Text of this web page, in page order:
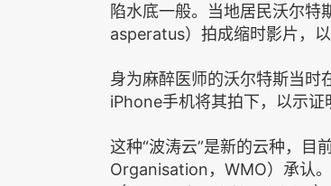
陷水底一般。当地居民沃尔特
asperatus）拍成缩时影片，
身为麻醉医师的沃尔特斯当时
iPhone手机将其拍下，以示证
这种“波涛云”是新的云种，
Organisation，WMO）承认